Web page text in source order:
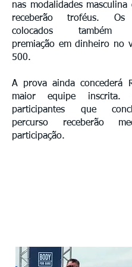
nas modalidades masculina
receberão troféus. Os
colocados também
premiação em dinheiro no
500.
A prova ainda concederá
maior equipe inscrita.
participantes que
percurso receberão
participação.